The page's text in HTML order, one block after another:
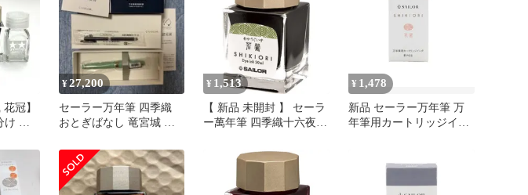
冠】
タ
¥27,200
セーラー万年筆 四季織
おとぎばなし 竜宮城 中
¥ 1,513
【 新品 未開封 】 セーラ
ー萬年筆 四季織十六夜の
ンク 131008211 未使用 送
¥ 1,478
新品 セーラー万年筆 万
年筆用カートリッジイン